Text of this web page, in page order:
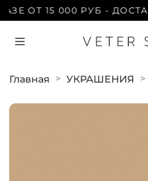
ОТ 15 000 РУБ -
Главная УКРАШЕНИЯ